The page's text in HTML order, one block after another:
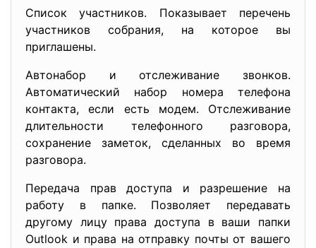
Список участников. Показывает перечень
участников собрания, на которое вы
приглашены.
Автонабор и отслеживание звонков.
Автоматический набор номера телефона
контакта, если есть модем. Отслеживание
длительности телефонного разговора,
сохранение заметок, сделанных во время
разговора.
Передача прав доступа и разрешение на
работу в папке. Позволяет передавать
другому лицу права доступа в ваши папки
Outlook и права на отправку почты от вашего